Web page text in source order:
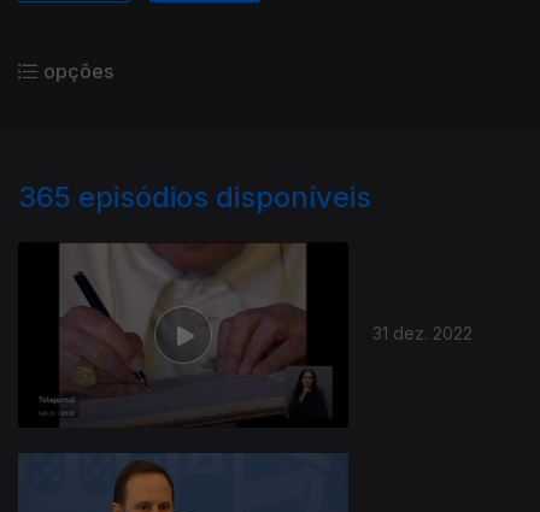
opções
365 episódios disponíveis
31 dez. 2022